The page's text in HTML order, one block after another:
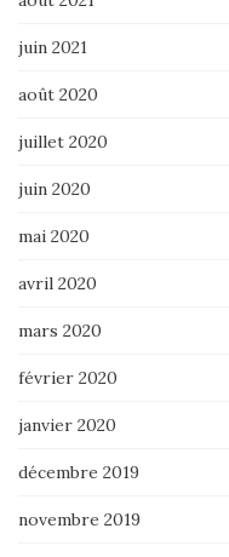
juin 2021
août 2020
juillet 2020
juin 2020
mai 2020
avril 2020
mars 2020
février 2020
janvier 2020
décembre 2019
novembre 2019